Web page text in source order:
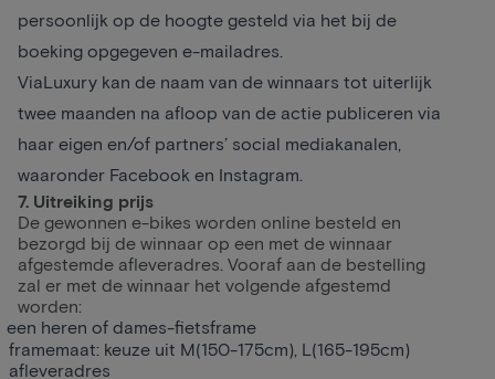
persoonlijk op de hoogte gesteld via het bij de
boeking opgegeven e-mailadres.
ViaLuxury kan de naam van de winnaars tot uiterlijk
twee maanden na afloop van de actie publiceren via
haar eigen en/of partners’ social mediakanalen,
waaronder Facebook en Instagram.
7. Uitreiking prijs
De gewonnen e-bikes worden online besteld en
bezorgd bij de winnaar op een met de winnaar
afgestemde afleveradres. Vooraf aan de bestelling
zal er met de winnaar het volgende afgestemd
worden:
een heren of dames-fietsframe
keuze uit M(150-175cm), L(165-195cm)